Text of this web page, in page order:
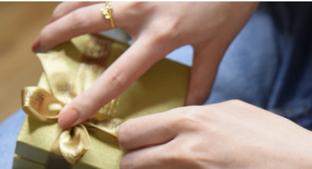
多
種
款
式。
可
在
產
品
頁
面